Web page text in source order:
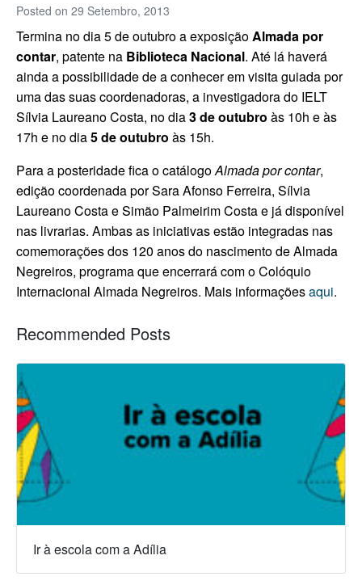
Posted on 29 Setembro, 2013
Termina no dia 5 de outubro a exposiçãoAlmada por
contar, patente na Biblioteca Nacional. Até lá haverá
ainda a possibilidade de a conhecer em visita guiada por
uma das suas coordenadoras, a investigadora do IELT
Sílvia Laureano Costa, no dia3 de outubro às 10h e às
17h e no dia5 de outubro às 15h.
Para a posteridade fica o catálogoAlmada por contar,
edição coordenada por Sara Afonso Ferreira, Sílvia
Laureano Costa e Simão Palmeirim Costa e já disponível
nas livrarias. Ambas as iniciativas estão integradas nas
comemorações dos 120 anos do nascimento de Almada
Negreiros, programa que encerrará com o Colóquio
Internacional Almada Negreiros. Mais informaçõesaqui.
Recommended Posts
Ir à escola com a Adília